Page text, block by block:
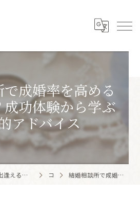
成婚率を高める
功体験から学ぶ
アドバイス
【究極のパートナーと出逢える結婚相談所】目黒区・品川区で結婚相談所ならアノー・ド・マリアージュ 目黒婚活サロン コラム 結婚相談所で成婚率を高める秘訣とは？成功体験から学ぶ実践的アドバイス